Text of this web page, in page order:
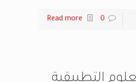
0
Read more
التطبيقية